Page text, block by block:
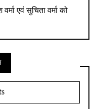
एवं सुचिता वर्मा को